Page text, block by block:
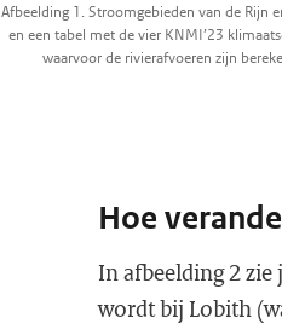
Afbeelding 1. Stroomgebieden van de Rijn
en een tabel met de vier KNMI’23
waarvoor de rivierafvoeren zijn
Hoe
In afbeelding 2 zie
wordt bij Lobith